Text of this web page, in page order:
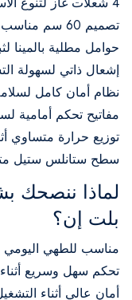
تصميم 60 سم مناسب للمطابخ المختلفة
حوامل مطلية بالمينا
إشعال ذاتي لسهولة
نظام أمان كامل
مفاتيح تحكم أمامية
توزيع حرارة متساوي
سطح ستانلس ستيل
لماذا ننصحك
بلت إن؟
مناسب للطهي اليومي
تحكم سهل وسريع أثناء
أمان عالي أثناء